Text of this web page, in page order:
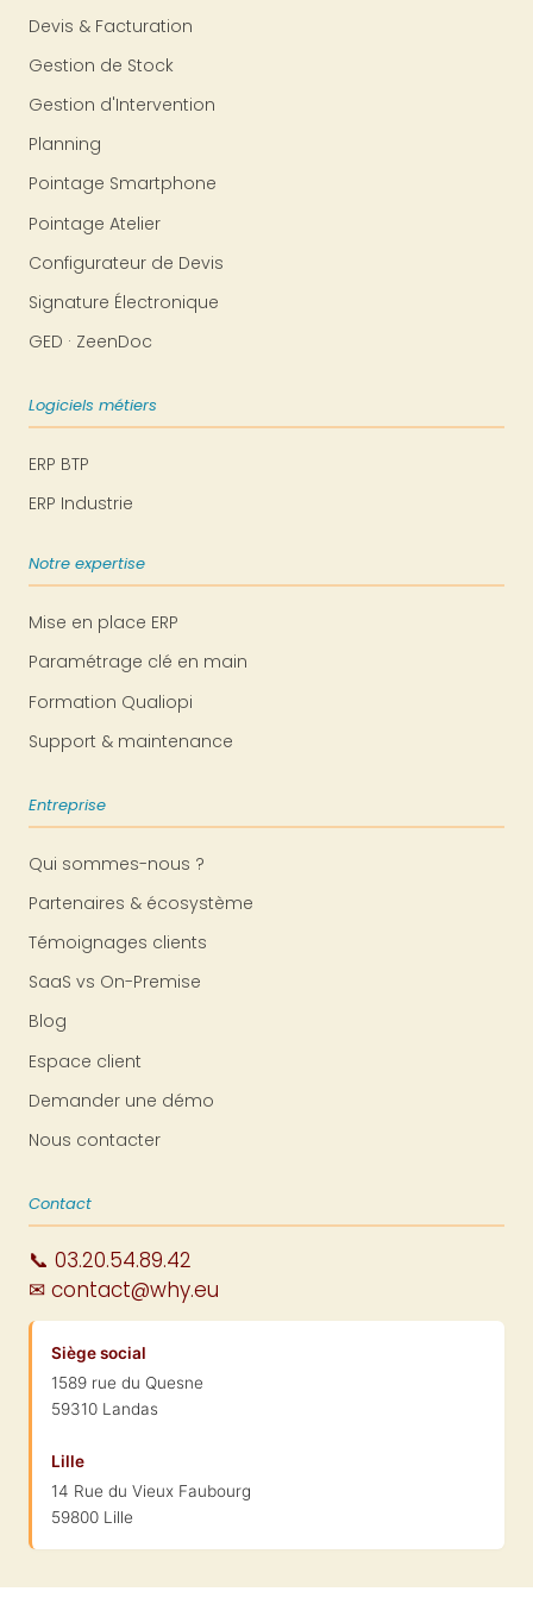
Devis & Facturation
Gestion de Stock
Gestion d'Intervention
Planning
Pointage Smartphone
Pointage Atelier
Configurateur de Devis
Signature Électronique
GED · ZeenDoc
Logiciels métiers
ERP BTP
ERP Industrie
Notre expertise
Mise en place ERP
Paramétrage clé en main
Formation Qualiopi
Support & maintenance
Entreprise
Qui sommes-nous ?
Partenaires & écosystème
Témoignages clients
SaaS vs On-Premise
Blog
Espace client
Demander une démo
Nous contacter
Contact
📞 03.20.54.89.42
✉ contact@why.eu
Siège social
1589 rue du Quesne
59310 Landas
Lille
14 Rue du Vieux Faubourg
59800 Lille